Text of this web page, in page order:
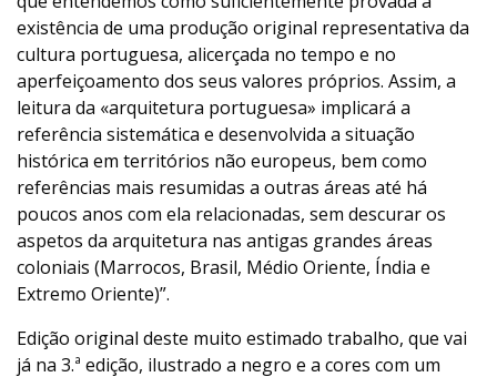
existência de uma produção original representativa da
cultura portuguesa, alicerçada no tempo e no
aperfeiçoamento dos seus valores próprios. Assim, a
leitura da «arquitetura portuguesa» implicará a
referência sistemática e desenvolvida a situação
histórica em territórios não europeus, bem como
referências mais resumidas a outras áreas até há
poucos anos com ela relacionadas, sem descurar os
aspetos da arquitetura nas antigas grandes áreas
coloniais (Marrocos, Brasil, Médio Oriente, Índia e
Extremo Oriente)”.
Edição original deste muito estimado trabalho, que vai
já na 3.ª edição, ilustrado a negro e a cores com um